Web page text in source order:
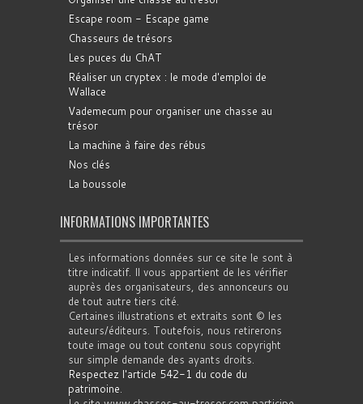
Escape room - Escape game
Chasseurs de trésors
Les puces du ChAT
Réaliser un cryptex : le mode d'emploi de
Wallace
Vademecum pour organiser une chasse au
trésor
La machine à faire des rébus
Nos clés
La boussole
INFORMATIONS IMPORTANTES
Les informations données sur ce site le sont à
titre indicatif. Il vous appartient de les vérifier
auprès des organisateurs, des annonceurs ou
de tout autre tiers cité.
Certaines illustrations et extraits sont © les
auteurs/éditeurs. Toutefois, nous retirerons
toute image ou tout contenu sous copyright
sur simple demande des ayants droits.
Respectez l'article 542-1 du code du
patrimoine.